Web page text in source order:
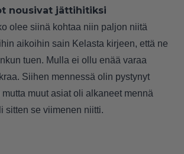
nousivat jättihitiksi
olee siinä kohtaa niin paljon niitä
aikoihin sain Kelasta kirjeen, että ne
tuen. Mulla ei ollu enää varaa
Siihen mennessä olin pystynyt
muut asiat oli alkaneet mennä
sitten se viimenen niitti.